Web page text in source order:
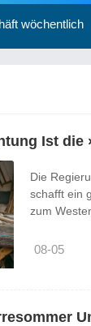
wöchentlich
Ist
Die
schafft ein
zum
08-05